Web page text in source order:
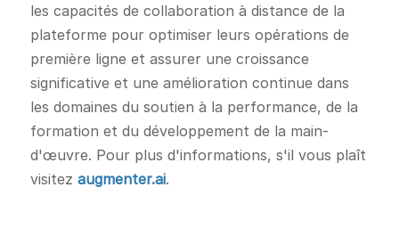
les capacités de collaboration à distance de la
plateforme pour optimiser leurs opérations de
première ligne et assurer une croissance
significative et une amélioration continue dans
les domaines du soutien à la performance, de la
formation et du développement de la main-
d'œuvre. Pour plus d'informations, s'il vous plaît
visitez augmenter.ai.